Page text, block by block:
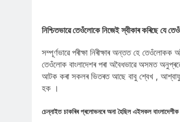
নিশ্চিতভাৱে তেওঁলোকে নিজেই স্বীকাৰ কৰিছে যে
সম্পূৰ্ণভাৱে পৰীক্ষা নিৰীক্ষাৰ অন্তত হে তেওঁলোকক
তেওঁলোক বাংলাদেশৰ পৰা অবৈধভাৱে অসমত
আটক কৰা সকলৰ ভিতৰত আছে বাবু শ্বেখ ,
হক ।
চেন্নাইত চাকৰিৰ প্ৰলোভনৰে অনা হৈছিল এইসকল